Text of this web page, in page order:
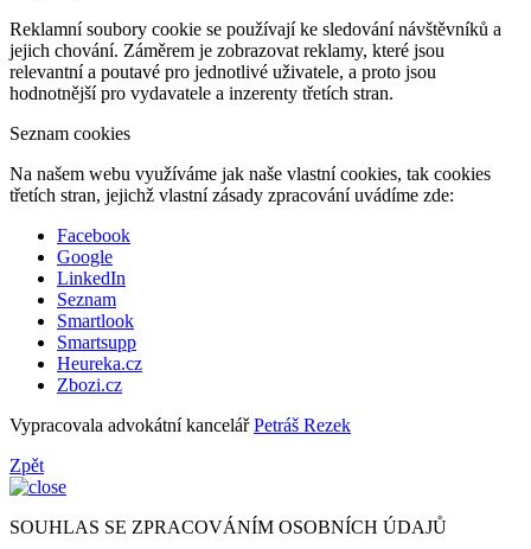
Reklamní soubory cookie se používají ke sledování návštěvníků a
jejich chování. Záměrem je zobrazovat reklamy, které jsou
relevantní a poutavé pro jednotlivé uživatele, a proto jsou
hodnotnější pro vydavatele a inzerenty třetích stran.
Seznam cookies
Na našem webu využíváme jak naše vlastní cookies, tak cookies
třetích stran, jejichž vlastní zásady zpracování uvádíme zde:
Facebook
Google
LinkedIn
Seznam
Smartlook
Smartsupp
Heureka.cz
Zbozi.cz
Vypracovala advokátní kancelářPetráš Rezek
Zpět
SOUHLAS SE ZPRACOVÁNÍM OSOBNÍCH ÚDAJŮ